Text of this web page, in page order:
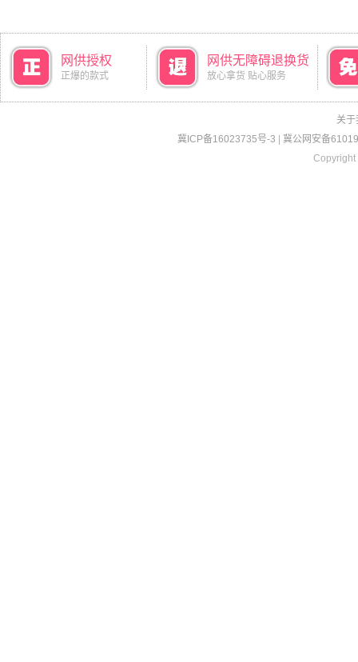
网供授权
正爆的款式
网供无障碍退换货
放心拿货 贴心服务
关于
冀ICP备16023735号-3
冀公网安备